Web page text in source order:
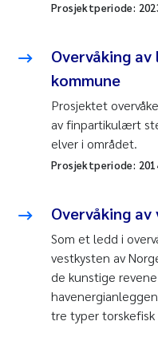
Prosjektperiode:
Overvåking
kommune
Prosjektet
av finpartikulært
elver i området.
Prosjektperiode:
Overvåking av
Som et ledd i
vestkysten av
de kunstige
tre typer torskefisk